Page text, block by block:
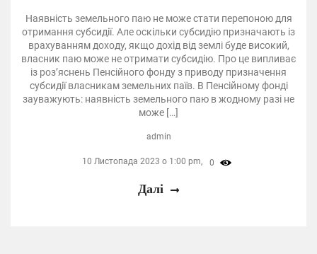
Наявність земельного паю не може стати перепоною для
отримання субсидії. Але оскільки субсидію призначають із
врахуванням доходу, якщо дохід від землі буде високий,
власник паю може не отримати субсидію. Про це випливає
із роз’яснень Пенсійного фонду з приводу призначення
субсидії власникам земельних паїв. В Пенсійному фонді
зауважують: наявність земельного паю в жодному разі не
може […]
admin
10 Листопада 2023 о 1:00 pm, 0
Далі